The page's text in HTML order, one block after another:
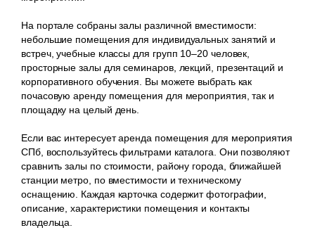
На портале собраны залы различной вместимости:
небольшие помещения для индивидуальных занятий и
встреч, учебные классы для групп 10–20 человек,
просторные залы для семинаров, лекций, презентаций и
корпоративного обучения. Вы можете выбрать как
почасовую аренду помещения для мероприятия, так и
площадку на целый день.
Если вас интересует аренда помещения для мероприятия
СПб, воспользуйтесь фильтрами каталога. Они позволяют
сравнить залы по стоимости, району города, ближайшей
станции метро, по вместимости и техническому
оснащению. Каждая карточка содержит фотографии,
описание, характеристики помещения и контакты
владельца.